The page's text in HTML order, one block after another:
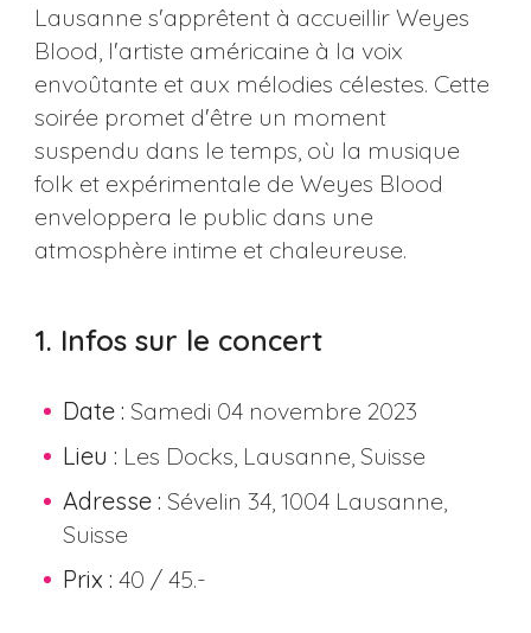
Lausanne s'apprêtent à accueillir Weyes
Blood, l'artiste américaine à la voix
envoûtante et aux mélodies célestes. Cette
soirée promet d'être un moment
suspendu dans le temps, où la musique
folk et expérimentale de Weyes Blood
enveloppera le public dans une
atmosphère intime et chaleureuse.
1. Infos sur le concert
Date : Samedi 04 novembre 2023
Lieu : Les Docks, Lausanne, Suisse
Adresse : Sévelin 34, 1004 Lausanne,
Suisse
Prix : 40 / 45.-